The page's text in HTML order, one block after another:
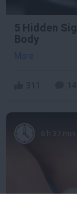
5 Hidden
Body
More
6 h 37 min